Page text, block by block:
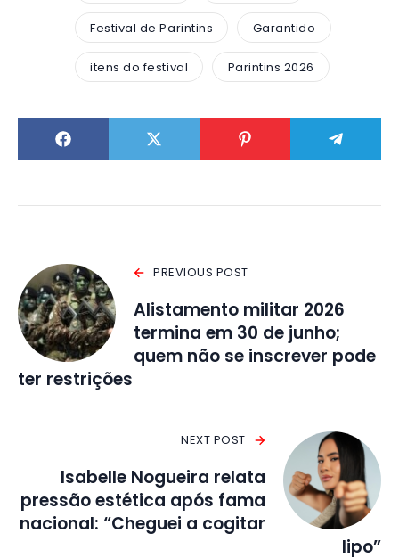
Festival de Parintins Garantido
itens do festival Parintins 2026
PREVIOUS POST
Alistamento militar 2026
termina em 30 de junho;
quem não se inscrever pode
ter restrições
NEXT POST
Isabelle Nogueira relata
pressão estética após fama
nacional: “Cheguei a cogitar
lipo”